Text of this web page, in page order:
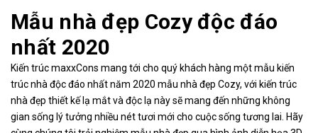
Mẫu nhà đẹp Cozy độc đáo
nhất 2020
Kiến trúc maxxCons mang tới cho quý khách hàng một mẫu kiến
trúc nhà độc đáo nhất năm 2020 mẫu nhà đẹp Cozy, với kiến trúc
nhà đẹp thiết kế lạ mắt và độc lạ này sẽ mang đến những không
gian sống lý tưởng nhiều nét tươi mới cho cuộc sống tương lai. Hãy